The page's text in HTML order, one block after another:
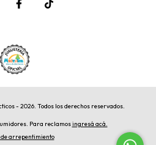
- 2026. Todos los derechos reservados.
Para reclamosingresá acá.
de arrepentimiento